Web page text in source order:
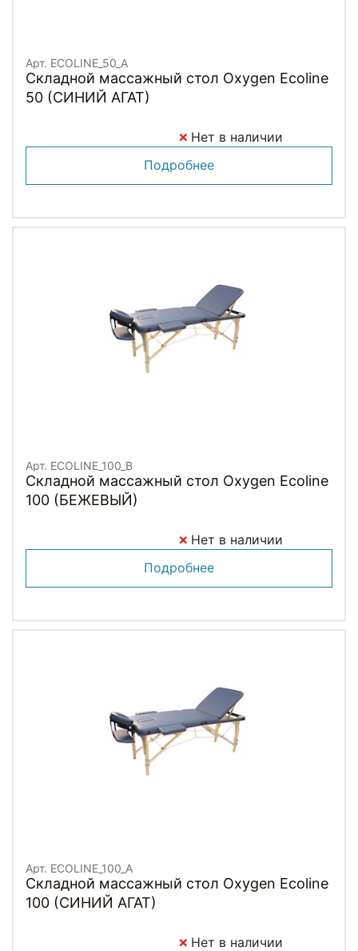
Арт. ECOLINE_50_A
Складной массажный стол Oxygen Ecoline
50 (СИНИЙ АГАТ)
Нет в наличии
Подробнее
Арт. ECOLINE_100_B
Складной массажный стол Oxygen Ecoline
100 (БЕЖЕВЫЙ)
Нет в наличии
Подробнее
Арт. ECOLINE_100_A
Складной массажный стол Oxygen Ecoline
100 (СИНИЙ АГАТ)
Нет в наличии